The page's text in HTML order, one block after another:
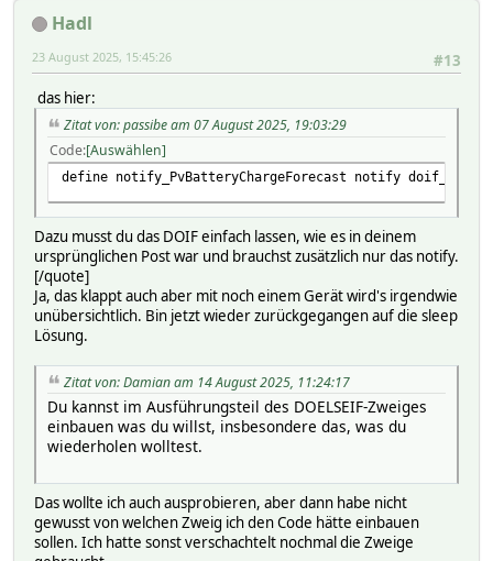
Hadl
#13
23 August 2025, 15:45:26
das hier:
Zitat von: passibe am 07 August 2025, 19:03:29
Code Auswählen
define notify_PvBatteryChargeForecast notify
Dazu musst du das DOIF einfach lassen, wie es in deinem
ursprünglichen Post war und brauchst zusätzlich nur das notify.
[/quote]
Ja, das klappt auch aber mit noch einem Gerät wird's irgendwie
unübersichtlich. Bin jetzt wieder zurückgegangen auf die sleep
Lösung.
Zitat von: Damian am 14 August 2025, 11:24:17
Du kannst im Ausführungsteil des DOELSEIF-Zweiges
einbauen was du willst, insbesondere das, was du
wiederholen wolltest.
Das wollte ich auch ausprobieren, aber dann habe nicht
gewusst von welchen Zweig ich den Code hätte einbauen
sollen. Ich hatte sonst verschachtelt nochmal die Zweige